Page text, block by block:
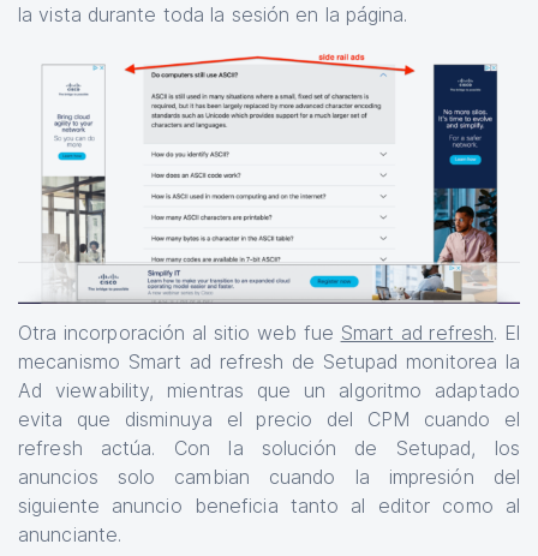
la vista durante toda la sesión en la página.
Otra incorporación al sitio web fue Smart ad refresh. El
mecanismo Smart ad refresh de Setupad monitorea la
Ad viewability, mientras que un algoritmo adaptado
evita que disminuya el precio del CPM cuando el
refresh actúa. Con la solución de Setupad, los
anuncios solo cambian cuando la impresión del
siguiente anuncio beneficia tanto al editor como al
anunciante.